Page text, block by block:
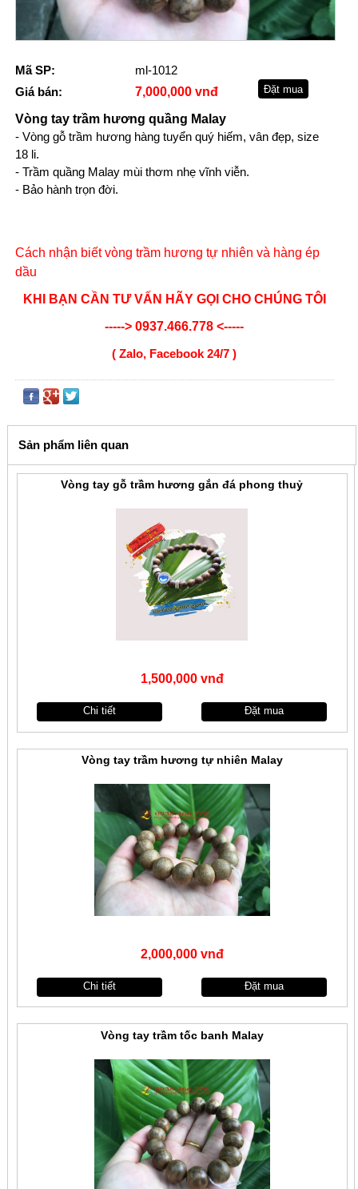
Mã SP:
ml-1012
Giá bán:
7,000,000 vnđ
Vòng tay trầm hương quầng Malay
- Vòng gỗ trầm hươnghàng tuyển quý hiếm, vân đẹp, size
18 li.
- Trầm quầng Malay mùi thơm nhẹ vĩnh viễn.
- Bảo hành trọn đời.
Cách nhận biết vòng trầm hương tự nhiên và hàng ép
dầu
KHI BẠN CẦN TƯ VẤN HÃY GỌI CHO CHÚNG TÔI
-----> 0937.466.778 <-----
( Zalo, Facebook 24/7 )
Sản phẩm liên quan
Vòng tay gỗ trầm hương gắn đá phong thuỷ
1,500,000 vnđ
Chi tiết Đặt mua
Vòng tay trầm hương tự nhiên Malay
2,000,000 vnđ
Chi tiết Đặt mua
Vòng tay trầm tốc banh Malay